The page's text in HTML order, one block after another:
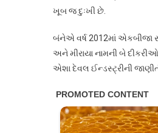
ખૂબ જ દુઃખી છે.
બંનેએ વર્ષ 2012માં એકબીજા
અને મીરાયા નામની બે
એશા દેવલ ઈન્ડસ્ટ્રીની